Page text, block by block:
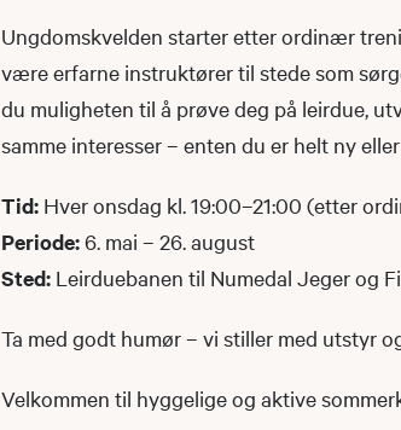
Ungdomskvelden starter etter ordinær
være erfarne instruktører til stede som
du muligheten til å prøve deg på leirdue,
samme interesser – enten du er helt ny
Tid: Hver onsdag kl. 19:00–21:00 (etter
Periode:6. mai – 26. august
Sted: Leirduebanen til Numedal Jeger og
Ta med godt humør – vi stiller med utstyr
Velkommen til hyggelige og aktive